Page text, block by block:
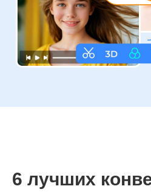
6 лучших